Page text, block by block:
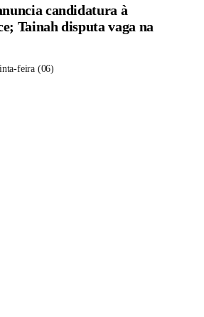
candidatura à
Tainah disputa vaga na
feira (06)